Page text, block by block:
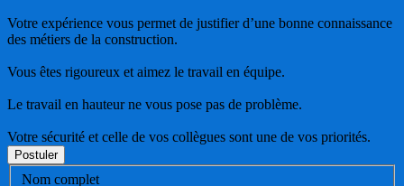
Votre expérience vous permet de justifier d’une bonne connaissance
des métiers de la construction.
Vous êtes rigoureux et aimez le travail en équipe.
Le travail en hauteur ne vous pose pas de problème.
Votre sécurité et celle de vos collègues sont une de vos priorités.
Nom complet